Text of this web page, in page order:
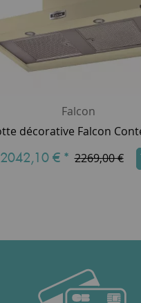
Falcon
2042,10 € * 2269,00 €